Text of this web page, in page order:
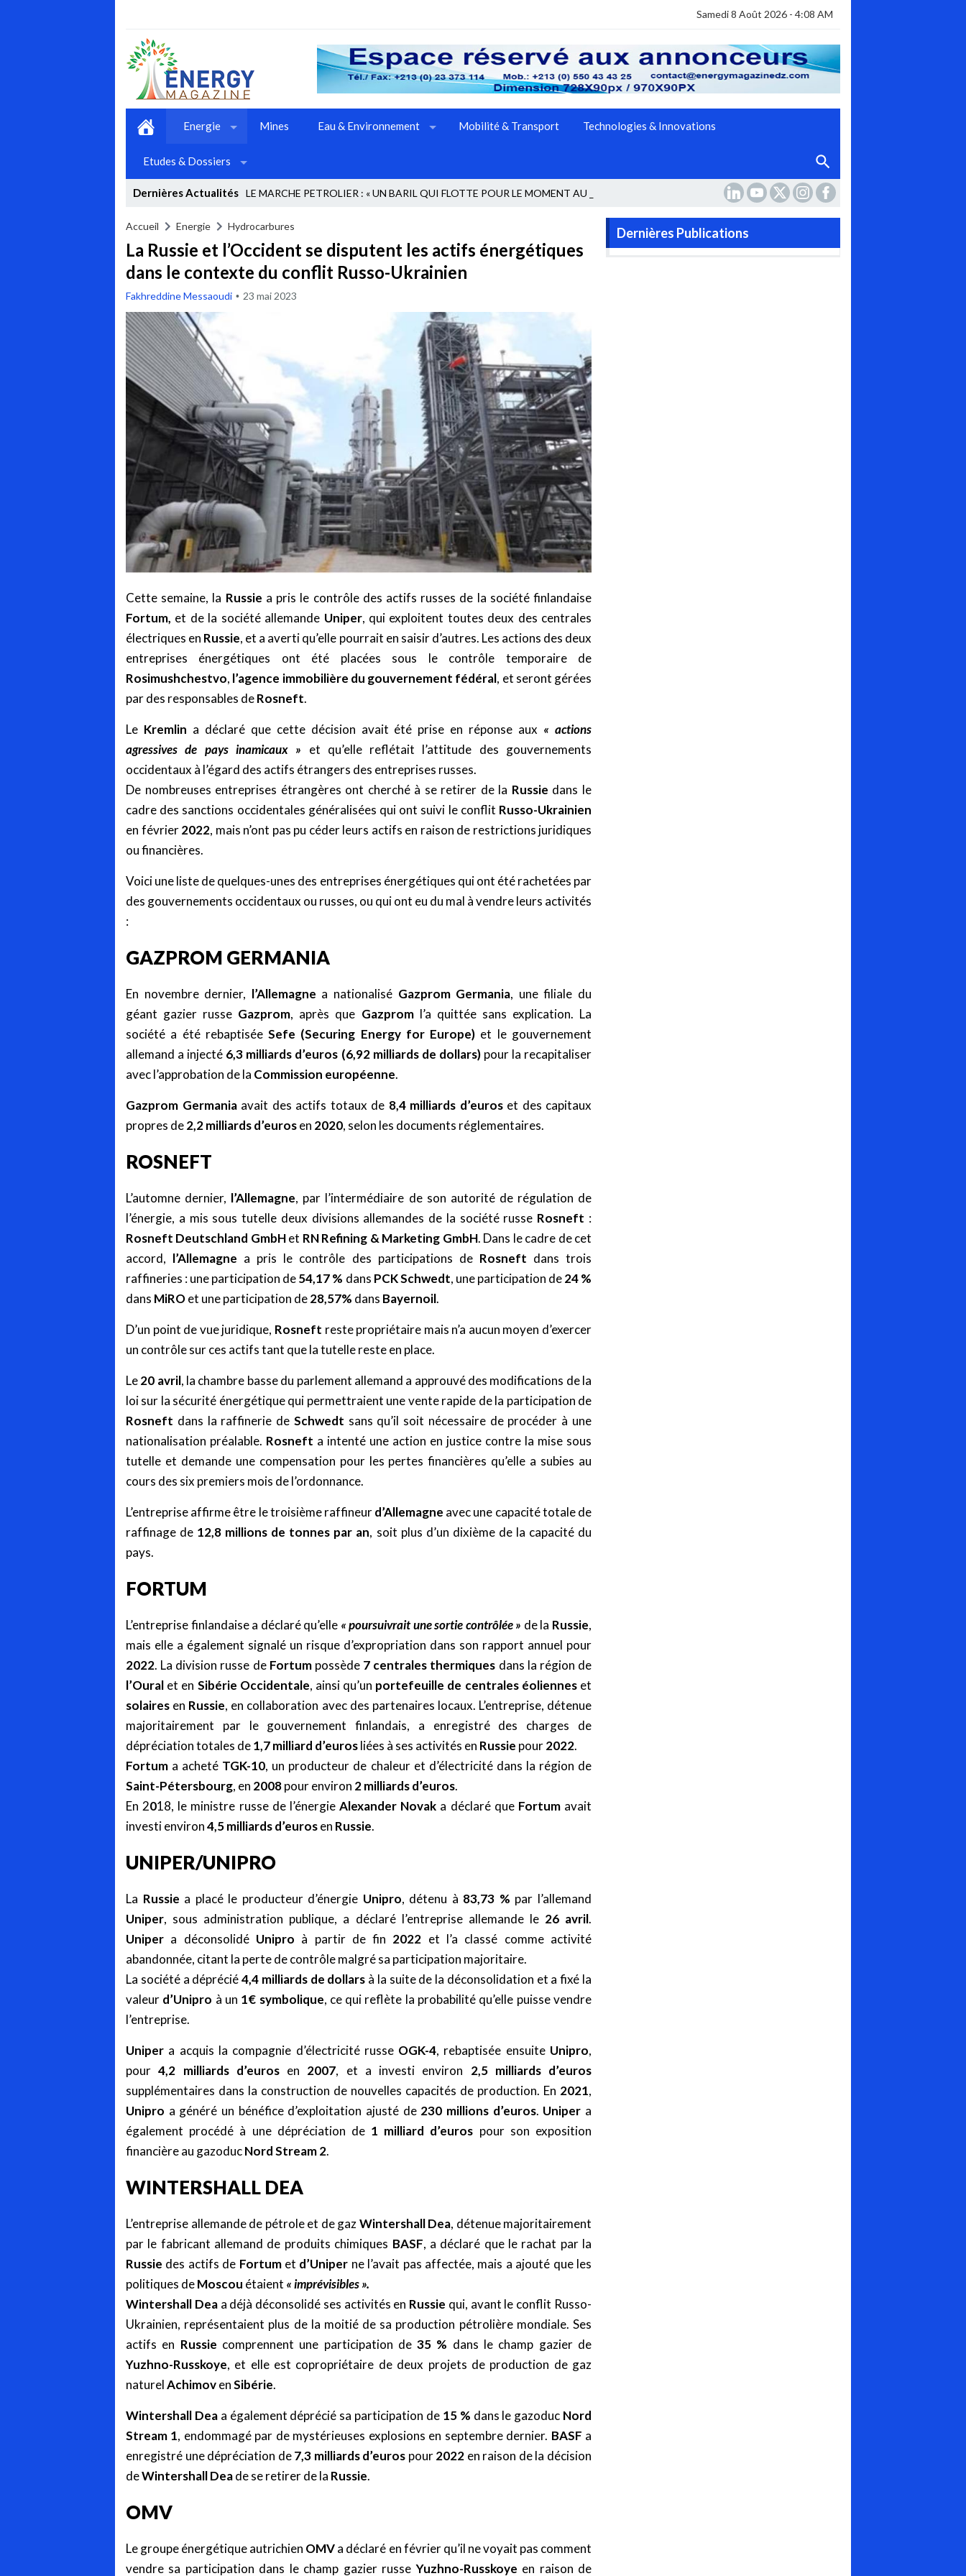
Samedi 8 Août 2026 - 4:08 AM
Energie Mines Eau & Environnement Mobilité & Transport Technologies & Innovations
Etudes & Dossiers
Dernières Actualités LE MARCHE PETROLIER : « UN BARIL QUI FLOTTE POUR LE MOMENT AU NIVEAU DU DET _
Previous
Next
Accueil Energie Hydrocarbures
La Russie et l’Occident se disputent les actifs énergétiques
dans le contexte du conflit Russo-Ukrainien
Fakhreddine Messaoudi 23 mai 2023
Cette semaine, la Russie a pris le contrôle des actifs russes de la société finlandaise
Fortum, et de la société allemande Uniper, qui exploitent toutes deux des centrales
électriques en Russie, et a averti qu’elle pourrait en saisir d’autres. Les actions des deux
entreprises énergétiques ont été placées sous le contrôle temporaire de
Rosimushchestvo, l’agence immobilière du gouvernement fédéral, et seront gérées
par des responsables deRosneft.
Le Kremlin a déclaré que cette décision avait été prise en réponse aux « actions
agressives de pays inamicaux » et qu’elle reflétait l’attitude des gouvernements
occidentaux à l’égard des actifs étrangers des entreprises russes.
De nombreuses entreprises étrangères ont cherché à se retirer de la Russie dans le
cadre des sanctions occidentales généralisées qui ont suivi le conflit Russo-Ukrainien
en février2022, mais n’ont pas pu céder leurs actifs en raison de restrictions juridiques
ou financières.
Voici une liste de quelques-unes des entreprises énergétiques qui ont été rachetées par
des gouvernements occidentaux ou russes, ou qui ont eu du mal à vendre leurs activités
:
GAZPROM GERMANIA
En novembre dernier, l’Allemagne a nationalisé Gazprom Germania, une filiale du
géant gazier russe Gazprom, après que Gazproml’a quittée sans explication. La
société a été rebaptiséeSefe (Securing Energy for Europe) et le gouvernement
allemand a injecté 6,3 milliards d’euros (6,92 milliards de dollars)pour la recapitaliser
avec l’approbation de la Commission européenne.
Gazprom Germaniaavait des actifs totaux de 8,4 milliards d’euros et des capitaux
propres de2,2 milliards d’eurosen 2020, selon les documents réglementaires.
ROSNEFT
L’automne dernier, l’Allemagne, par l’intermédiaire de son autorité de régulation de
l’énergie, a mis sous tutelle deux divisions allemandes de la société russe Rosneft :
Rosneft Deutschland GmbHet RN Refining & Marketing GmbH. Dans le cadre de cet
accord, l’Allemagne a pris le contrôle des participations de Rosneft dans trois
raffineries : une participation de54,17 % dans PCK Schwedt, une participation de24 %
dans MiROet une participation de28,57% dans Bayernoil.
D’un point de vue juridique, Rosneft reste propriétaire mais n’a aucun moyen d’exercer
un contrôle sur ces actifs tant que la tutelle reste en place.
Le20 avril, la chambre basse du parlement allemand a approuvé des modifications de la
loi sur la sécurité énergétique qui permettraient une vente rapide de la participation de
Rosneft dans la raffinerie de Schwedt sans qu’il soit nécessaire de procéder à une
nationalisation préalable. Rosneft a intenté une action en justice contre la mise sous
tutelle et demande une compensation pour les pertes financières qu’elle a subies au
cours des six premiers mois de l’ordonnance.
L’entreprise affirme être le troisième raffineurd’Allemagne avec une capacité totale de
raffinage de 12,8 millions de tonnes par an, soit plus d’un dixième de la capacité du
pays.
FORTUM
L’entreprise finlandaise a déclaré qu’elle « poursuivrait une sortie contrôlée » de la Russie,
mais elle a également signalé un risque d’expropriation dans son rapport annuel pour
2022. La division russe de Fortumpossède 7 centrales thermiques dans la région de
l’Oural et en Sibérie Occidentale, ainsi qu’un portefeuille de centrales éolienneset
solaires en Russie, en collaboration avec des partenaires locaux. L’entreprise, détenue
majoritairement par le gouvernement finlandais, a enregistré des charges de
dépréciation totales de1,7 milliard d’eurosliées à ses activités en Russie pour2022.
Fortum a acheté TGK-10, un producteur de chaleur et d’électricité dans la région de
Saint-Pétersbourg, en 2008pour environ 2 milliards d’euros.
En 2018, le ministre russe de l’énergieAlexander Novak a déclaré que Fortumavait
investi environ4,5 milliards d’eurosen Russie.
UNIPER/UNIPRO
La Russie a placé le producteur d’énergie Unipro, détenu à 83,73 % par l’allemand
Uniper, sous administration publique, a déclaré l’entreprise allemande le 26 avril.
Uniper a déconsolidé Unipro à partir de fin 2022 et l’a classé comme activité
abandonnée, citant la perte de contrôle malgré sa participation majoritaire.
La société a déprécié4,4 milliards de dollars à la suite de la déconsolidation et a fixé la
valeur d’Unipro à un 1€ symbolique, ce qui reflète la probabilité qu’elle puisse vendre
l’entreprise.
Uniper a acquis la compagnie d’électricité russe OGK-4, rebaptisée ensuite Unipro,
pour4,2 milliards d’eurosen 2007, et a investi environ 2,5 milliards d’euros
supplémentaires dans la construction de nouvelles capacités de production. En 2021,
Unipro a généré un bénéfice d’exploitation ajusté de 230 millions d’euros. Uniper a
également procédé à une dépréciation de 1 milliard d’euros pour son exposition
financière au gazoducNord Stream 2.
WINTERSHALL DEA
L’entreprise allemande de pétrole et de gazWintershall Dea, détenue majoritairement
par le fabricant allemand de produits chimiques BASF, a déclaré que le rachat par la
Russie des actifs de Fortumet d’Uniper ne l’avait pas affectée, mais a ajouté que les
politiques deMoscou étaient « imprévisibles ».
Wintershall Deaa déjà déconsolidé ses activités en Russie qui, avant le conflit Russo-
Ukrainien, représentaient plus de la moitié de sa production pétrolière mondiale. Ses
actifs en Russie comprennent une participation de35 % dans le champ gazier de
Yuzhno-Russkoye, et elle est copropriétaire de deux projets de production de gaz
naturelAchimovenSibérie.
Wintershall Deaa également déprécié sa participation de 15 % dans le gazoduc Nord
Stream 1, endommagé par de mystérieuses explosions en septembre dernier. BASF a
enregistré une dépréciation de7,3 milliards d’euros pour2022 en raison de la décision
deWintershall Deade se retirer de la Russie.
OMV
Le groupe énergétique autrichien OMVa déclaré en février qu’il ne voyait pas comment
vendre sa participation dans le champ gazier russeYuzhno-Russkoye en raison de
Dernières Publications